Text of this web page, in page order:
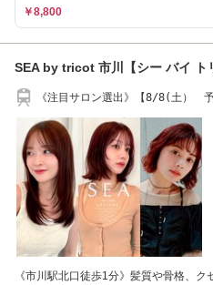
￥8,800
SEA by tricot 市川【シー バイ ト
《注目サロン選出》【8/8(土）
《市川駅北口徒歩1分》髪質や骨格、